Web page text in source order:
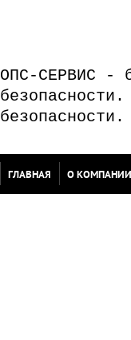
ОПС-СЕРВИС -
безопасности.
ГЛАВНАЯ О КОМПАНИИ